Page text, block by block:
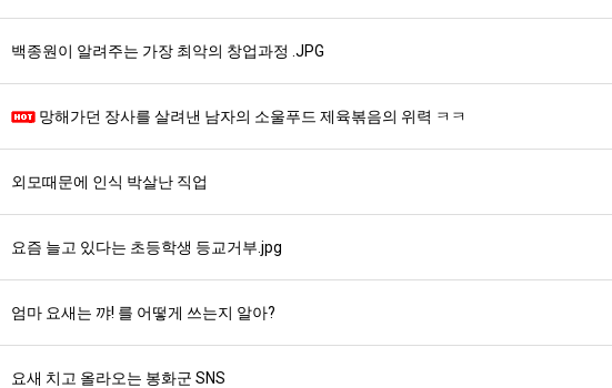
백종원이 알려주는 가장 최악의 창업과정 .JPG
망해가던 장사를 살려낸 남자의 소울푸드 제육볶음의 위력 ㅋㅋ
외모때문에 인식 박살난 직업
요즘 늘고 있다는 초등학생 등교거부.jpg
엄마 요새는 꺄! 를 어떻게 쓰는지 알아?
요새 치고 올라오는 봉화군 SNS